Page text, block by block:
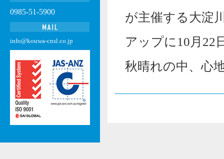
が主催する大淀
アップに10月22
秋晴れの中、心
0985-51-5900
info@kouwa-cnsl.co.jp